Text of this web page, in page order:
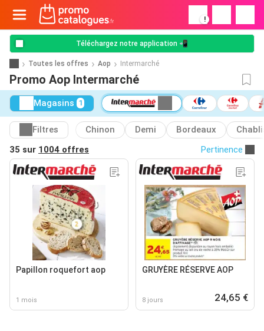
!
Téléchargez notre application 📲
Toutes les offres Aop Intermarché
Promo Aop Intermarché
Magasins 1
Filtres Chinon Demi Bordeaux
35 sur 1004 offres Pertinence
Papillon roquefort aop
1 mois
GRUYÈRE RÉSERVE AOP
8 jours 24,65 €